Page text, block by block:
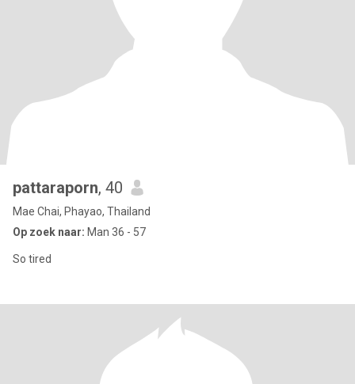
pattaraporn, 40
Mae Chai, Phayao, Thailand
Op zoek naar: Man 36 - 57
So tired